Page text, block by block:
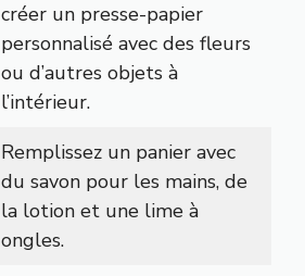
créer un presse-papier
personnalisé avec des fleurs
ou d’autres objets à
l’intérieur.
Remplissez un panier avec
du savon pour les mains, de
la lotion et une lime à
ongles.